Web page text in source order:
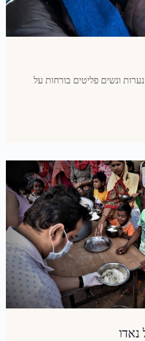
ונשים פליטים בורחות על